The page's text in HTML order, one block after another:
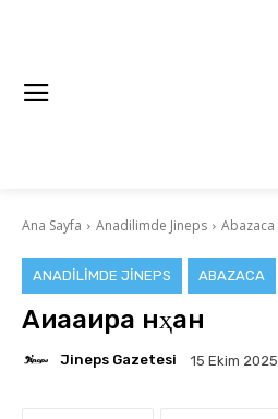
Ana Sayfa Anadilimde Jineps Abazaca
ANADILIMDE JINEPS ABAZACA
Аиааира нҳәан
Jineps Gazetesi 15 Ekim 2025